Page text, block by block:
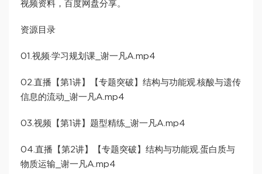
视频资料，百度网盘分享。
资源目录
01.视频·学习规划课_谢一凡A.mp4
02.直播【第1讲】【专题突破】结构与功能观.核酸与遗传
信息的流动_谢一凡A.mp4
03.视频【第1讲】题型精练_谢一凡A.mp4
04.直播【第2讲】【专题突破】结构与功能观.蛋白质与
物质运输_谢一凡A.mp4